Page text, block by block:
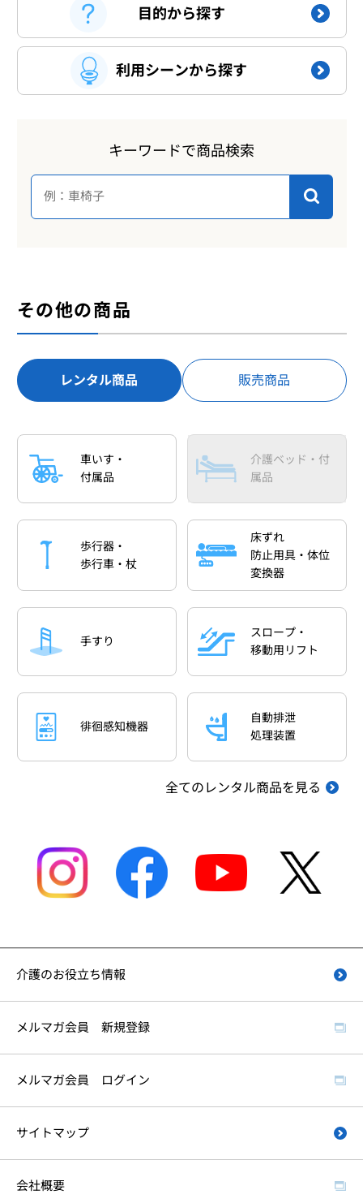
目的から探す
利用シーンから探す
キーワードで商品検索
その他の商品
レンタル商品 販売商品
車いす・
付属品
介護ベッド・付
属品
歩行器・
歩行車・杖
床ずれ
防止用具・体位
変換器
手すり
スロープ・
移動用リフト
徘徊感知機器
自動排泄
処理装置
全てのレンタル商品を見る
介護のお役立ち情報
メルマガ会員 新規登録
メルマガ会員 ログイン
サイトマップ
会社概要